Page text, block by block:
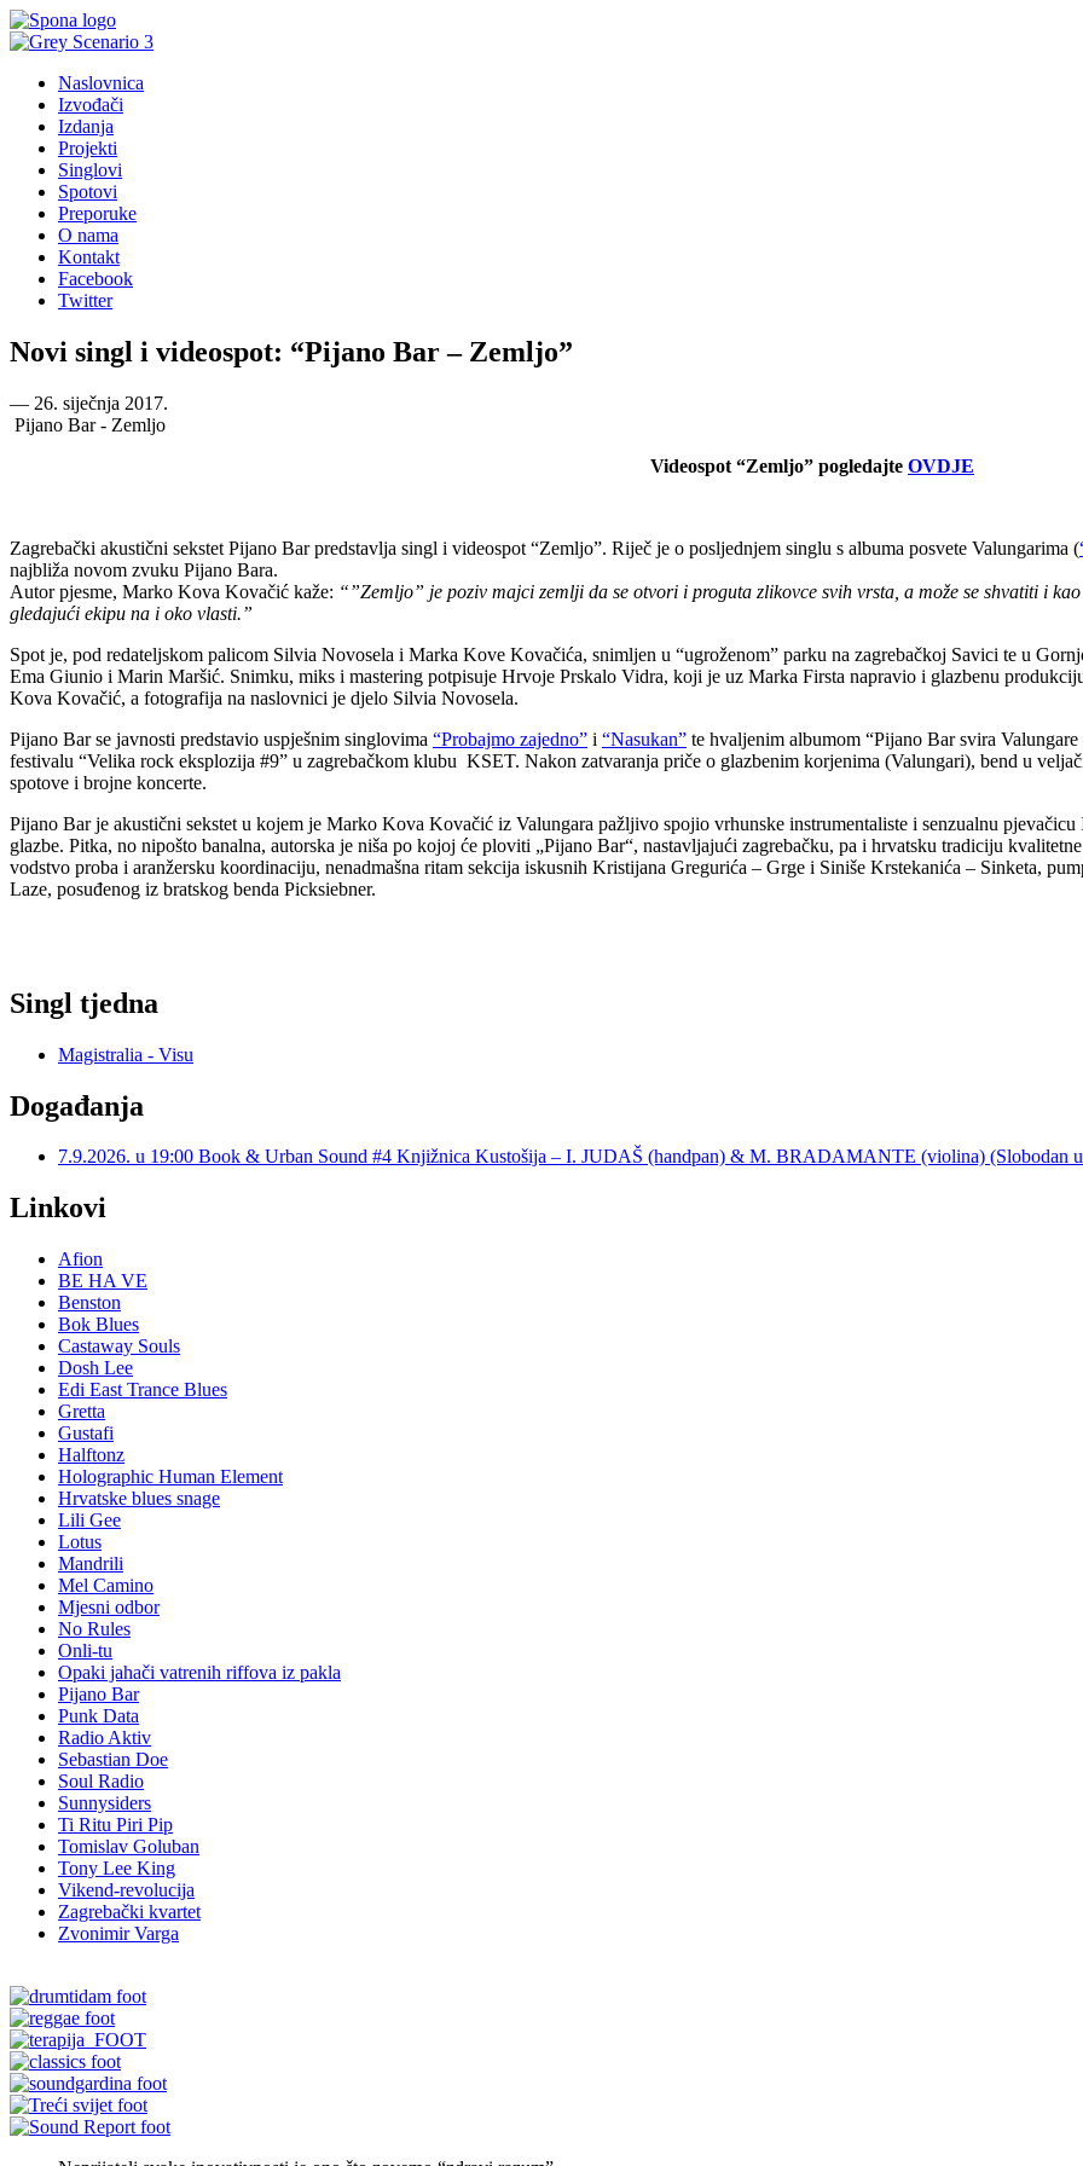
Naslovnica
Izvođači
Izdanja
Projekti
Singlovi
Spotovi
Preporuke
O nama
Kontakt
Facebook
Twitter
Novi singl i videospot: “Pijano Bar – Zemljo”
― 26. siječnja 2017.
Pijano Bar - Zemljo
Videospot “Zemljo” pogledajte OVDJE
Zagrebački akustični sekstet Pijano Bar predstavlja singl i videospot “Zemljo”. Riječ je o posljednjem singlu s albuma posvete Valungarima (
najbliža novom zvuku Pijano Bara.
Autor pjesme, Marko Kova Kovačić kaže: “”Zemljo” je poziv majci zemlji da se otvori i proguta zlikovce svih vrsta, a može se shvatiti i
gledajući ekipu na i oko vlasti.”
Spot je, pod redateljskom palicom Silvia Novosela i Marka Kove Kovačića, snimljen u “ugroženom” parku na zagrebačkoj Savici te u
Ema Giunio i Marin Maršić. Snimku, miks i mastering potpisuje Hrvoje Prskalo Vidra, koji je uz Marka Firsta napravio i glazbenu
Kova Kovačić, a fotografija na naslovnici je djelo Silvia Novosela.
Pijano Bar se javnosti predstavio uspješnim singlovima “Probajmo zajedno” i “Nasukan” te hvaljenim albumom “Pijano Bar svira
festivalu “Velika rock eksplozija #9” u zagrebačkom klubu KSET. Nakon zatvaranja priče o glazbenim korjenima (Valungari), bend u
spotove i brojne koncerte.
Pijano Bar je akustični sekstet u kojem je Marko Kova Kovačić iz Valungara pažljivo spojio vrhunske instrumentaliste i senzualnu
glazbe. Pitka, no nipošto banalna, autorska je niša po kojoj će ploviti „Pijano Bar“, nastavljajući zagrebačku, pa i hrvatsku tradiciju
vodstvo proba i aranžersku koordinaciju, nenadmašna ritam sekcija iskusnih Kristijana Gregurića – Grge i Siniše Krstekanića – Sinketa,
Laze, posuđenog iz bratskog benda Picksiebner.
Singl tjedna
Magistralia - Visu
Događanja
7.9.2026. u 19:00 Book & Urban Sound #4 Knjižnica Kustošija – I. JUDAŠ (handpan) & M. BRADAMANTE (violina) (Slobodan
Linkovi
Afion
BE HA VE
Benston
Bok Blues
Castaway Souls
Dosh Lee
Edi East Trance Blues
Gretta
Gustafi
Halftonz
Holographic Human Element
Hrvatske blues snage
Lili Gee
Lotus
Mandrili
Mel Camino
Mjesni odbor
No Rules
Onli-tu
Opaki jahači vatrenih riffova iz pakla
Pijano Bar
Punk Data
Radio Aktiv
Sebastian Doe
Soul Radio
Sunnysiders
Ti Ritu Piri Pip
Tomislav Goluban
Tony Lee King
Vikend-revolucija
Zagrebački kvartet
Zvonimir Varga